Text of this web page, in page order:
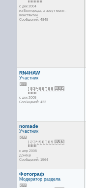
с дек 2004
из Белгорода, а зовут меня -
Константин
Сообщений: 4849
RN4HAW
Участник
с дек 2005
Сообщений: 422
nomade
Участник
с апр 2008
Донецк
Сообщений: 1564
Фотограф
Модератор раздела